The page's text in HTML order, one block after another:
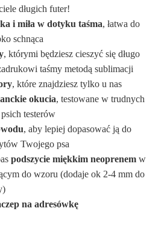
długich futer!
i miła w dotyku taśma, łatwa do
schnąca
, którymi będziesz cieszyć się długo
taśmy metodą sublimacji
, które znajdziesz tylko u nas
okucia, testowane w trudnych
testerów
, aby lepiej dopasować ją do
Twojego psa
podszycie miękkim neoprenem w
do wzoru (dodaje ok 2-4 mm do
na adresówkę